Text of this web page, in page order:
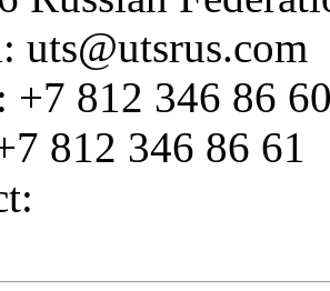
uts@utsrus.com
+7 812 346 86
812 346 86 61